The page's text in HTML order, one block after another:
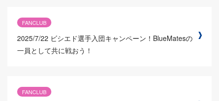
FANCLUB
2025/7/22 ビシエド選手入団キャンペーン！BlueMatesの
一員として共に戦おう！
FANCLUB